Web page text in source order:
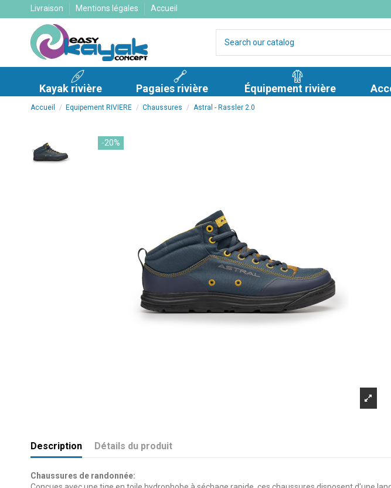
Livraison Mentions légales Accueil
Kayak rivière Pagaies rivière Équipement rivière
Accueil Equipement RIVIERE Chaussures Astral - Rassler 2.0
-20%
Description Détails du produit
Chaussures de randonnée: